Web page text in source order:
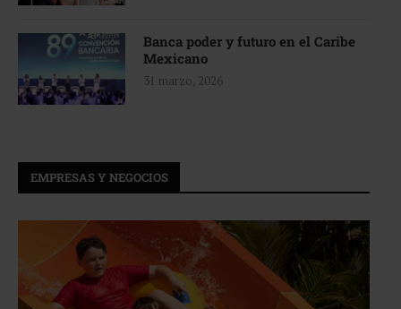
Banca poder y futuro en el Caribe
Mexicano
31 marzo, 2026
EMPRESAS Y NEGOCIOS